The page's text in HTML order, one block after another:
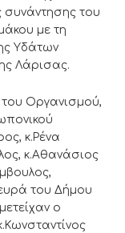
συνάντησης του
με τη
Υδάτων
Λάρισας.
Οργανισμού,
κ.Ρένα
κ.Αθανάσιος
του Δήμου
ο